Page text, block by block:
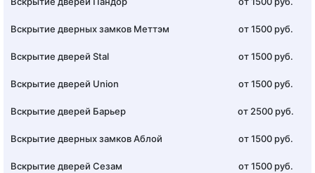
Вскрытие дверных замков Меттэм от 1500 руб.
Вскрытие дверей Stal от 1500 руб.
Вскрытие дверей Union от 1500 руб.
Вскрытие дверей Барьер от 2500 руб.
Вскрытие дверных замков Аблой от 1500 руб.
Вскрытие дверей Сезам от 1500 руб.